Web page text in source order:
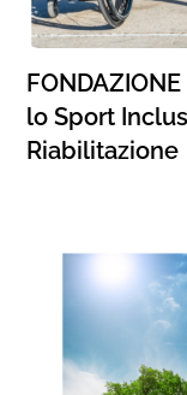
lo Sport
Riabilitazione